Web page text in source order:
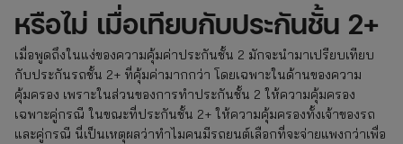
หรือไม่ เมื่อเทียบกับประกันชั้น 2+
เมื่อพูดถึงในแง่ของความคุ้มค่าประกันชั้น 2 มักจะนำมาเปรียบเทียบ
กับประกันรถชั้น 2+ ที่คุ้มค่ามากกว่า โดยเฉพาะในด้านของความ
คุ้มครอง เพราะในส่วนของการทำประกันชั้น 2 ให้ความคุ้มครอง
เฉพาะคู่กรณี ในขณะที่ประกันชั้น 2+ ให้ความคุ้มครองทั้งเจ้าของรถ
และคู่กรณี นี่เป็นเหตุผลว่าทำไมคนมีรถยนต์เลือกที่จะจ่ายแพงกว่าเพื่อ